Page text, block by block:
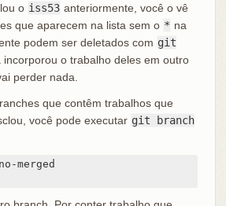
o iss53 anteriormente, você o vê
que aparecem na lista sem o * na
podem ser deletados com git
incorporou o trabalho deles em outro
perder nada.
que contêm trabalhos que
você pode executar git branch
merged